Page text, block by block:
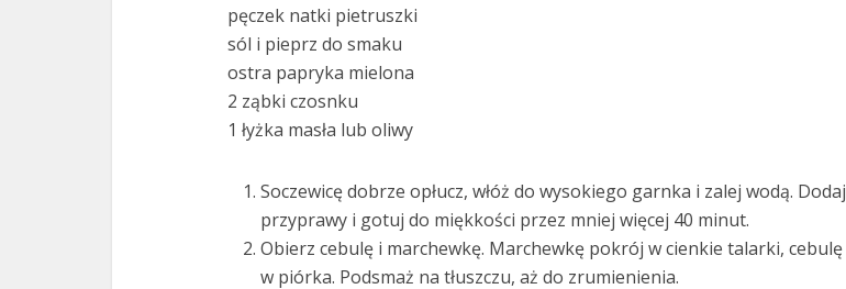
pęczek natki pietruszki
sól i pieprz do smaku
ostra papryka mielona
2 ząbki czosnku
1 łyżka masła lub oliwy
Soczewicę dobrze opłucz, włóż do wysokiego garnka i zalej wodą. Dodaj
przyprawy i gotuj do miękkości przez mniej więcej 40 minut.
Obierz cebulę i marchewkę. Marchewkę pokrój w cienkie talarki, cebulę
w piórka. Podsmaż na tłuszczu, aż do zrumienienia.